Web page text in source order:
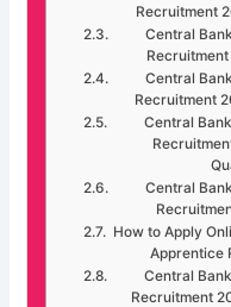
Recruitment
Central
Central
Recruitment
Central
Central
How to Apply
Apprentice
Central
Recruitment